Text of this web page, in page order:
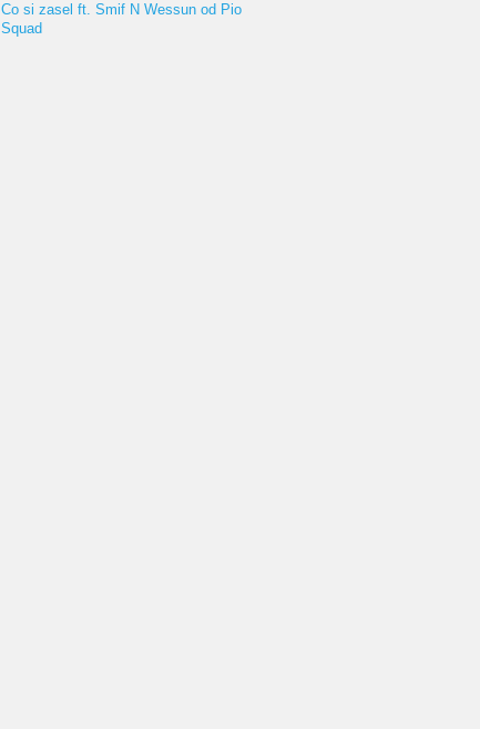
Co si zasel ft. Smif N Wessun od Pio
Squad